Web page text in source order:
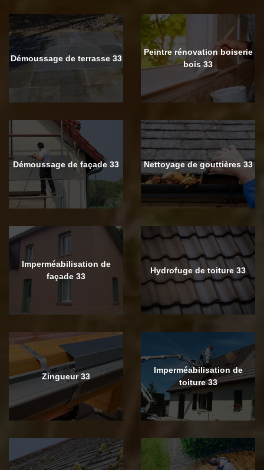
Démoussage de terrasse 33
Peintre rénovation boiserie
bois 33
Démoussage de façade 33 Nettoyage de gouttières 33
Imperméabilisation de
façade 33
Hydrofuge de toiture 33
Zingueur 33
Imperméabilisation de
toiture 33